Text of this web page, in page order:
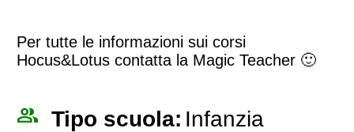
Per tutte le informazioni sui corsi
Hocus&Lotus contatta la Magic Teacher 🙂
people_outline Tipo scuola: Infanzia